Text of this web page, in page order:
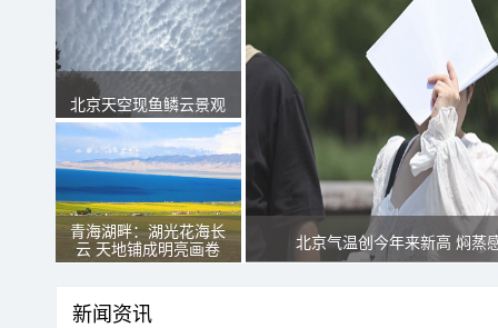
北京天空现鱼鳞云景观
青海湖畔：湖光花海长
云 天地铺成明亮画卷
北京气温创今年来新高 焖蒸
新闻资讯